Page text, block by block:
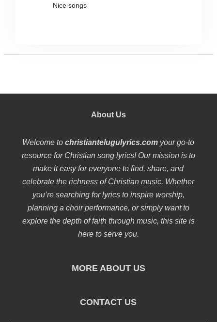
Nice songs
About Us
Welcome tochristiantelugulyrics.com your go-to
resource for Christian song lyrics! Our mission is to
make it easy for everyone to find, share, and
celebrate the richness of Christian music. Whether
you’re searching for lyrics to inspire worship,
planning a choir performance, or simply want to
explore the depth of faith through music, this site is
here to serve you.
MORE ABOUT US
CONTACT US